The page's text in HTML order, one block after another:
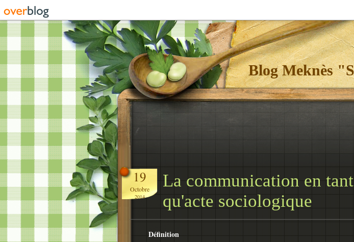
19
Octobre
2014
La communication en tant
qu'acte sociologique
Définition